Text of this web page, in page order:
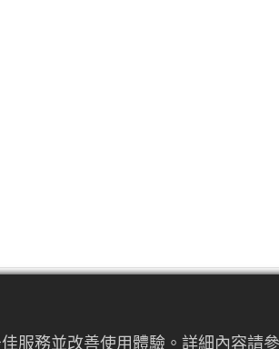
服務並改善使用體驗。詳細內容請